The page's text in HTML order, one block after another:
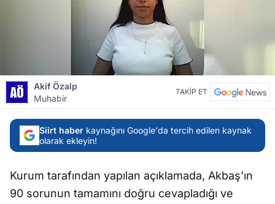
Akif Özalp
Muhabir
TAKİP ET
Siirt haber kaynağını Google'da tercih edilen kaynak
olarak ekleyin!
Kurum tarafından yapılan açıklamada, Akbaş’ın
90 sorunun tamamını doğru cevapladığı ve